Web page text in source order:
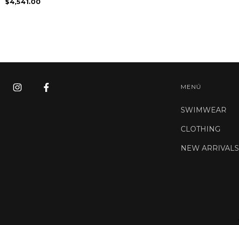
MENÚ
SWIMWEAR
CLOTHING
NEW ARRIVALS